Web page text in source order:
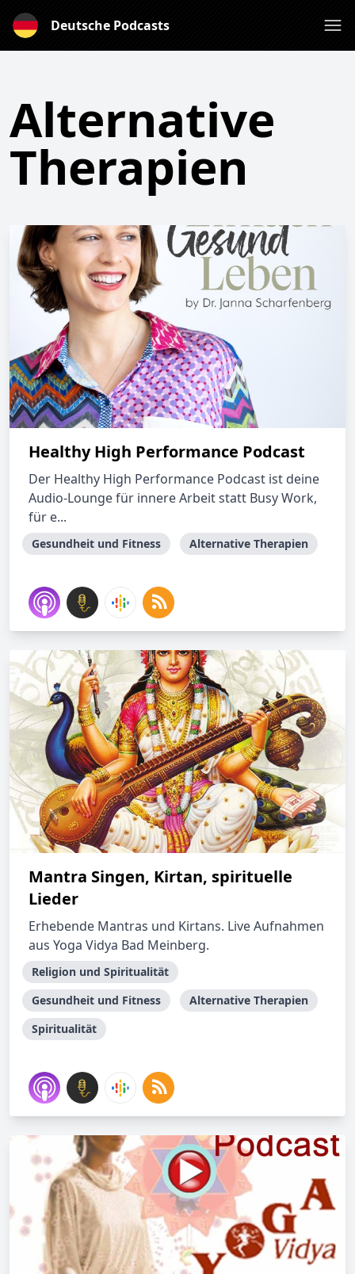
Deutsche Podcasts
Alternative
Therapien
Healthy High Performance Podcast
Der Healthy High Performance Podcast ist deine
Audio-Lounge für innere Arbeit statt Busy Work,
für e...
Gesundheit und Fitness Alternative Therapien
Mantra Singen, Kirtan, spirituelle
Lieder
Erhebende Mantras und Kirtans. Live Aufnahmen
aus Yoga Vidya Bad Meinberg.
Religion und Spiritualität
Gesundheit und Fitness
Alternative Therapien
Spiritualität